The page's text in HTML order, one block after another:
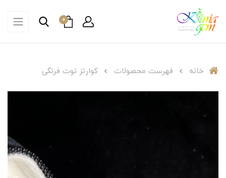
0
خانه فهرست محصولات کوارتز توت فرنگی